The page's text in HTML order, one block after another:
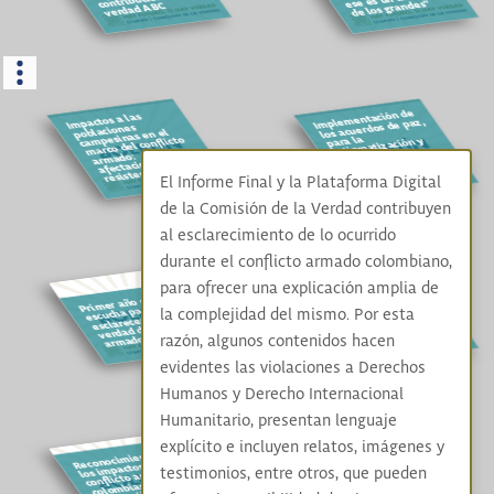
verdad ABC de los grandes”
Impactos a las
poblaciones
campesinas en el
marco del conflicto
armado:
afectaciones y
resistencias
Implementación de
los acuerdos de paz,
para la
estigmatización y
verdad sobre los
los líderes sociales
Primer año de
escucha para
esclarecer la
verdad del conflicto
armado
La Comisión de la
Verdad estará en el
Mercado
clandestino de
conocimiento en
torno al agua
Reconocimiento de
los impactos del
conflicto armado
colombiano en
¿Por qué siguen
asesinando a
líderes sociales?, la
Comisión de la
Verdad le habla al
país en su Cuarto
Diálogo por la No
Repetición Diálogo,
El Informe Final y la Plataforma Digital
de la Comisión de la Verdad contribuyen
al esclarecimiento de lo ocurrido
durante el conflicto armado colombiano,
para ofrecer una explicación amplia de
la complejidad del mismo. Por esta
razón, algunos contenidos hacen
evidentes las violaciones a Derechos
Humanos y Derecho Internacional
Humanitario, presentan lenguaje
explícito e incluyen relatos, imágenes y
testimonios, entre otros, que pueden